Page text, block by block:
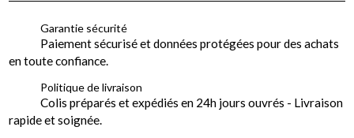
Garantie sécurité
Paiement sécurisé et données protégées pour des achats
en toute confiance.
Politique de livraison
Colis préparés et expédiés en 24h jours ouvrés - Livraison
rapide et soignée.